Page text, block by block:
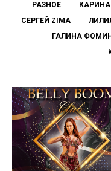
РАЗНОЕ
СЕРГЕЙ ZIMA
ГАЛИНА